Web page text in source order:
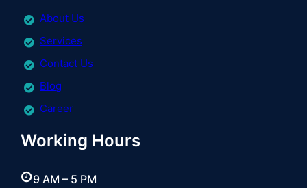
About Us
Services
Contact Us
Blog
Career
Working Hours
9 AM – 5 PM